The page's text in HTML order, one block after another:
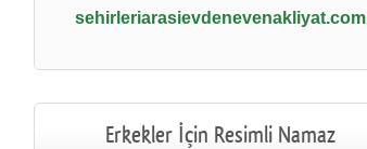
sehirleriarasievdenevenakliyat.com
Erkekler İçin Resimli Namaz